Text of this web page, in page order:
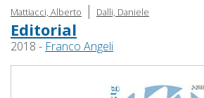
Mattiacci, Alberto | Dalli, Daniele
Editorial
2018 - Franco Angeli